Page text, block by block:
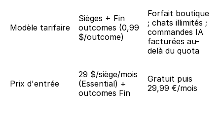
Modèle tarifaire
Sièges + Fin
outcomes (0,99
$/outcome)
Forfait boutique
; chats illimités ;
commandes IA
facturées au-
delà du quota
Prix d'entrée
29 $/siège/mois
(Essential) +
outcomes Fin
Gratuit puis
29,99 €/mois